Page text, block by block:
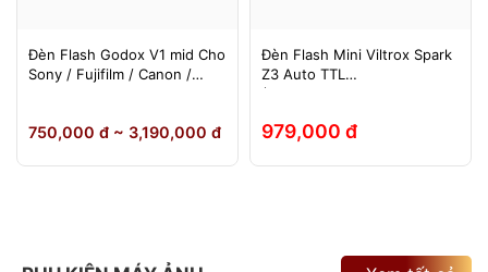
Đèn Flash Godox V1 mid Cho
Sony / Fujifilm / Canon /
750,000 đ ~ 3,190,000 đ
Đèn Flash Mini Viltrox Spark
Z3 Auto TTL
(Fuji/Sony/Canon/Nikon)
979,000 đ